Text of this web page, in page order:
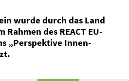
wurde durch das Land
Rahmen des REACT EU-
„Perspektive Innen­